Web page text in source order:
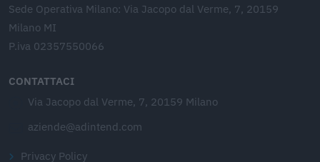
Sede Operativa Milano: Via Jacopo dal Verme, 7, 20159
Milano MI
P.iva 02357550066
CONTATTACI
Via Jacopo dal Verme, 7, 20159 Milano
aziende@adintend.com
Privacy Policy